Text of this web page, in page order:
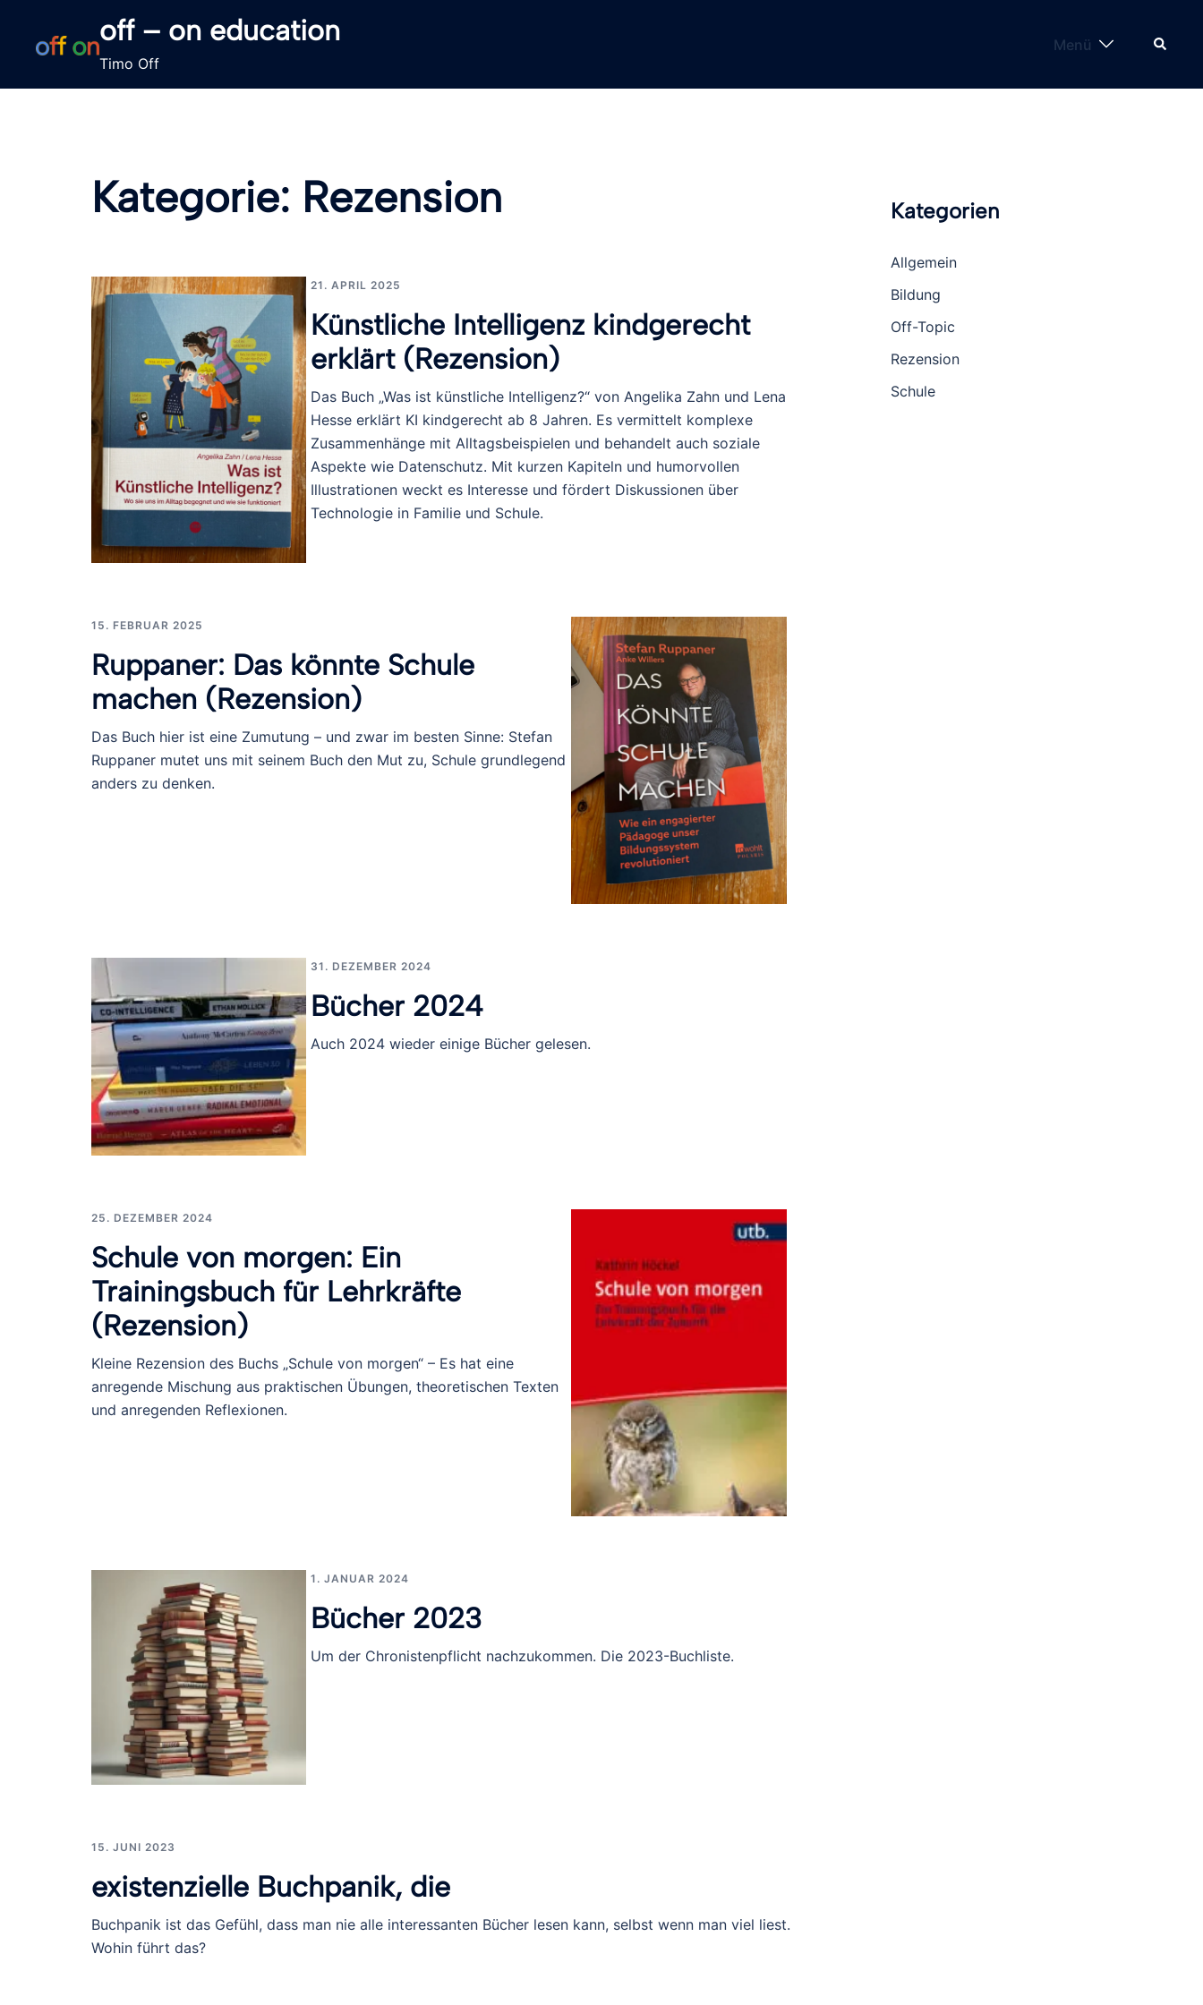
springen
off – on education
Timo Off
Menü Suche
Kategorie: Rezension
21. APRIL 2025
Künstliche Intelligenz kindgerecht
erklärt (Rezension)
Das Buch „Was ist künstliche Intelligenz?“ von Angelika Zahn und Lena
Hesse erklärt KI kindgerecht ab 8 Jahren. Es vermittelt komplexe
Zusammenhänge mit Alltagsbeispielen und behandelt auch soziale
Aspekte wie Datenschutz. Mit kurzen Kapiteln und humorvollen
Illustrationen weckt es Interesse und fördert Diskussionen über
Technologie in Familie und Schule.
15. FEBRUAR 2025
Ruppaner: Das könnte Schule
machen (Rezension)
Das Buch hier ist eine Zumutung – und zwar im besten Sinne: Stefan
Ruppaner mutet uns mit seinem Buch den Mut zu, Schule grundlegend
anders zu denken.
31. DEZEMBER 2024
Bücher 2024
Auch 2024 wieder einige Bücher gelesen.
25. DEZEMBER 2024
Schule von morgen: Ein
Trainingsbuch für Lehrkräfte
(Rezension)
Kleine Rezension des Buchs „Schule von morgen“ – Es hat eine
anregende Mischung aus praktischen Übungen, theoretischen Texten
und anregenden Reflexionen.
1. JANUAR 2024
Bücher 2023
Um der Chronistenpflicht nachzukommen. Die 2023-Buchliste.
15. JUNI 2023
existenzielle Buchpanik, die
Buchpanik ist das Gefühl, dass man nie alle interessanten Bücher lesen kann, selbst wenn man viel liest.
Wohin führt das?
Kategorien
Allgemein
Bildung
Off-Topic
Rezension
Schule